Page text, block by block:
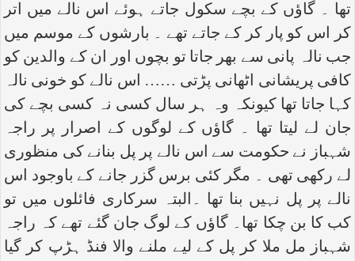
تھا ۔ گاؤں کے بچے سکول جاتے ہوئے اس نالے میں اتر
کر اس کو پار کر کے جاتے تھے ۔ بارشوں کے موسم میں
جب نالہ پانی سے بھر جاتا تو بچوں اور ان کے والدین کو
کافی پریشانی اٹھانی پڑتی …… اس نالے کو خونی نالہ
کہا جاتا تھا کیونکہ وہ ہر سال کسی نہ کسی بچے کی
جان لے لیتا تھا ۔ گاؤں کے لوگوں کے اصرار پر راجہ
شہباز نے حکومت سے اس نالے پر پل بنانے کی منظوری
لے رکھی تھی ۔ مگر کئی برس گزر جانے کے باوجود اس
نالے پر پل نہیں بنا تھا ۔البتہ سرکاری فائلوں میں تو
کب کا بن چکا تھا۔ گاؤں کے لوگ جان گئے تھے کہ راجہ
شہباز مل ملا کر پل کے لیے ملنے والا فنڈ ہڑپ کر گیا